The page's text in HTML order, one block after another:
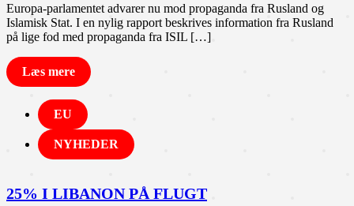
Europa-parlamentet advarer nu mod propaganda fra Rusland og
Islamisk Stat. I en nylig rapport beskrives information fra Rusland
på lige fod med propaganda fra ISIL […]
Læs mere
EU
NYHEDER
25% I LIBANON PÅ FLUGT